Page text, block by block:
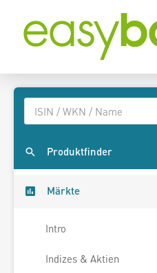
Produktfinder
Märkte
Intro
Indizes & Aktien